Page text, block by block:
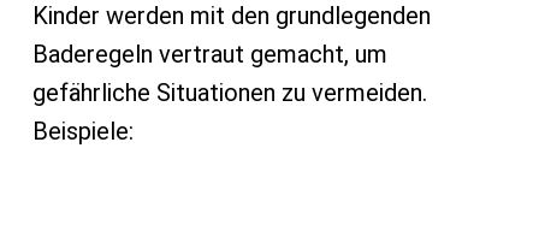
Kinder werden mit den grundlegenden
Baderegeln vertraut gemacht, um
gefährliche Situationen zu vermeiden.
Beispiele: